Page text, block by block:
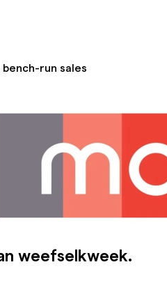
run sales
weefselkweek.